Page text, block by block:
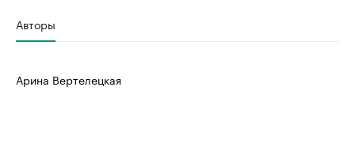
Авторы
Арина Вертелецкая